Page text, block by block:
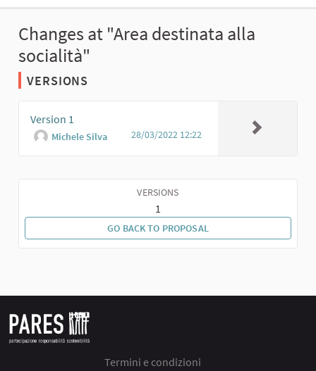
Changes at "Area destinata alla
socialità"
VERSIONS
Version 1
Michele Silva 28/03/2022 12:22
VERSIONS
1
GO BACK TO PROPOSAL
Termini e condizioni